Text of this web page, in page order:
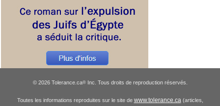
© 2026 Tolerance.ca®Inc. Tous droits de reproduction réservés.
Toutes les informations reproduites sur le site de www.tolerance.ca (articles,